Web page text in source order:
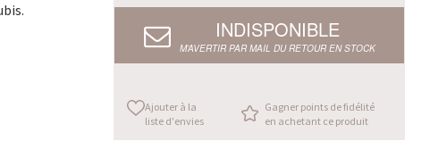
INDISPONIBLE
M’AVERTIR PAR MAIL DU RETOUR EN STOCK
Ajouter à la
liste d'envies
Gagner points de fidélité
en achetant ce produit